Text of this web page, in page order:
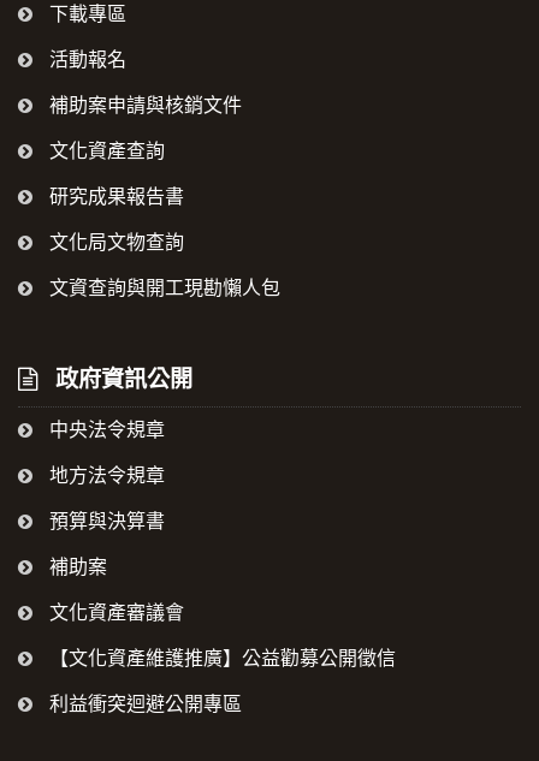
下載專區
活動報名
補助案申請與核銷文件
文化資產查詢
研究成果報告書
文化局文物查詢
文資查詢與開工現勘懶人包
政府資訊公開
中央法令規章
地方法令規章
預算與決算書
補助案
文化資產審議會
【文化資產維護推廣】公益勸募公開徵信
利益衝突迴避公開專區